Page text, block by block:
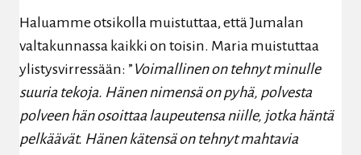
Haluamme otsikolla muistuttaa, että Jumalan
valtakunnassa kaikki on toisin. Maria muistuttaa
ylistysvirressään: ” Voimallinen on tehnyt minulle
suuria tekoja. Hänen nimensä on pyhä, polvesta
polveen hän osoittaa laupeutensa niille, jotka häntä
pelkäävät. Hänen kätensä on tehnytmahtavia